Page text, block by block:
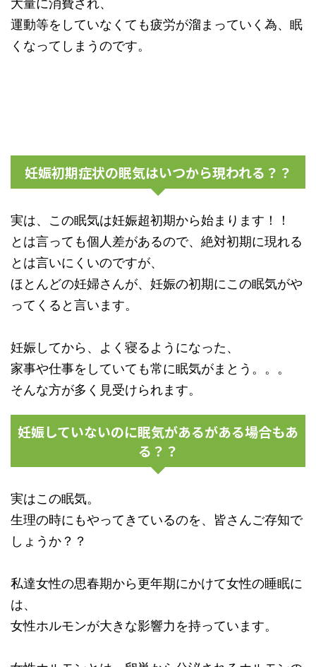
大量に消費され、
運動等をしていなくても疲労が溜まっていく為、眠
くなってしまうのです。
妊娠初期症状の眠気はいつから現われる？？
実は、この眠気は妊娠超初期から始まります！！
とは言っても個人差があるので、絶対初期に現れる
とは言いにくいのですが、
ほとんどの妊婦さんが、妊娠の初期にこの眠気がや
ってくると言います。
妊娠してから、よく寝るようになった、
家事や仕事をしていても常に眠気がまとう。。。
そんな方が多く見受けられます。
妊娠していないのに眠気があるがある場合もあ
る？？
実はこの眠気。
生理の時にもやってきているのを、皆さんご存知で
しょうか？？
私達女性の思春期から更年期にかけて女性の睡眠に
は、
女性ホルモンが大きな影響力を持っています。